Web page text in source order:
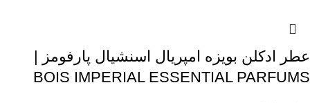
عطر ادکلن بویزه امپریال اسنشیال پارفومز |
BOIS IMPERIAL ESSENTIAL PARFUMS